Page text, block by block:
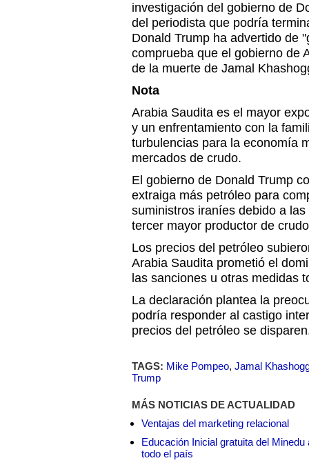
investigación del gobierno de
del periodista que podría
Donald Trump ha advertido de
comprueba que el gobierno de
de la muerte de Jamal
Nota
Arabia Saudita es el mayor
y un enfrentamiento con la
turbulencias para la economía
mercados de crudo.
El gobierno de Donald Trump
extraiga más petróleo para
suministros iraníes debido a
tercer mayor productor de
Los precios del petróleo
Arabia Saudita prometió el
las sanciones u otras medidas
La declaración plantea la
podría responder al castigo
precios del petróleo se
TAGS: Mike Pompeo, Jamal
Trump
MÁS NOTICIAS DE ACTUALIDAD
Ventajas del marketing relacional
Educación Inicial gratuita del
todo el país